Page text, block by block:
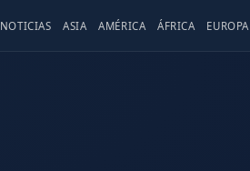
NOTICIAS ASIA AMÉRICA ÁFRICA EUROPA